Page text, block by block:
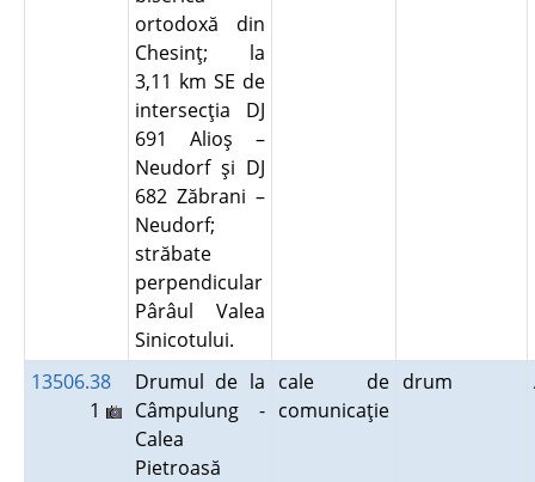
ortodoxă din
Chesinţ; la
3,11 km SE de
intersecţia DJ
691 Alioş –
Neudorf şi DJ
682 Zăbrani –
Neudorf;
străbate
perpendicular
Pârâul Valea
Sinicotului.
13506.38
1
Drumul de la
Câmpulung -
Calea
Pietroasă
cale de
comunicaţie
drum